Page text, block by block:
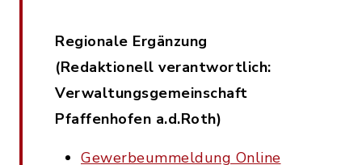
Regionale Ergänzung
(Redaktionell verantwortlich:
Verwaltungsgemeinschaft
Pfaffenhofen a.d.Roth)
Gewerbeummeldung Online